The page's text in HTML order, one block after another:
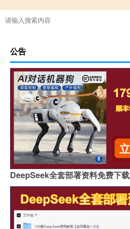
公告
DeepSeek全套部署资料免费下载